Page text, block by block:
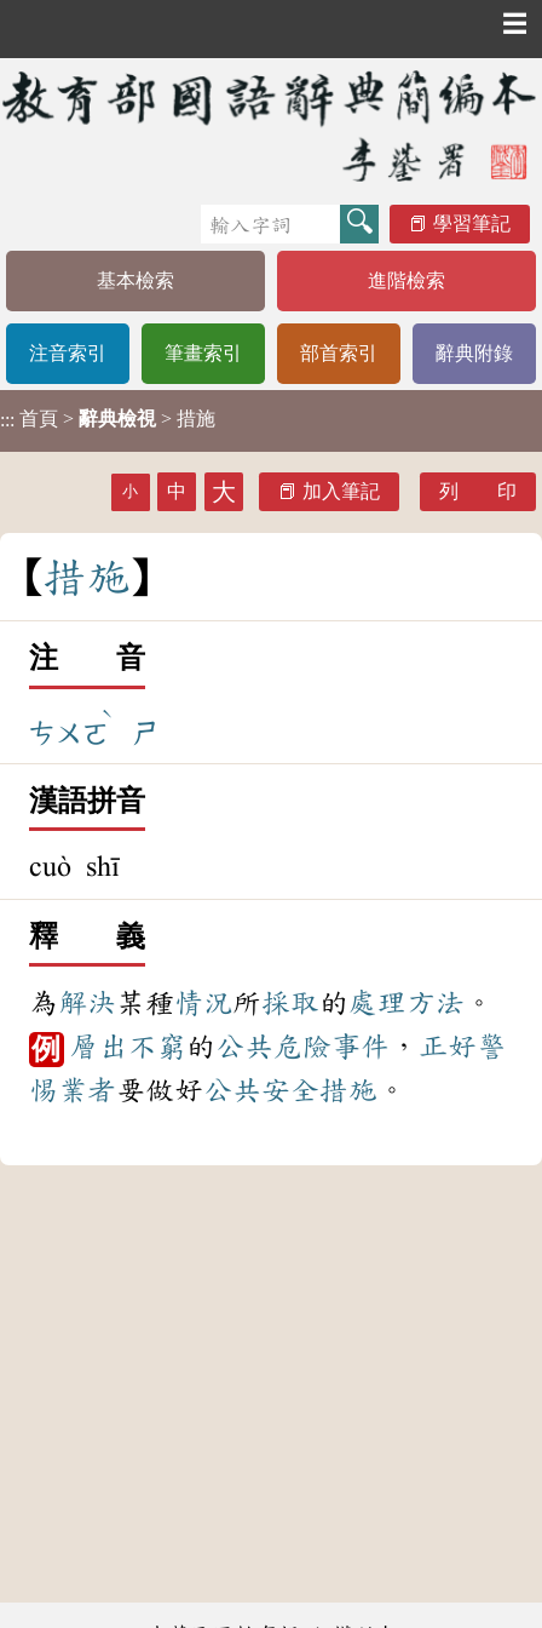
☰
學習筆記
基本檢索 進階檢索
注音索引 筆畫索引 部首索引 辭典附錄
::: 首頁 > 辭典檢視 > 措施
小 中 大 加入筆記 列 印
措施
注 音
ㄘㄨㄛ
ˋ
ㄕ
漢語拼音
cuò shī
釋 義
為解決某種情況所採取的 處理 方法 。
例 層出不窮 的 公共 危險事件 ， 正好警
惕 業者要做好公共安全措施 。